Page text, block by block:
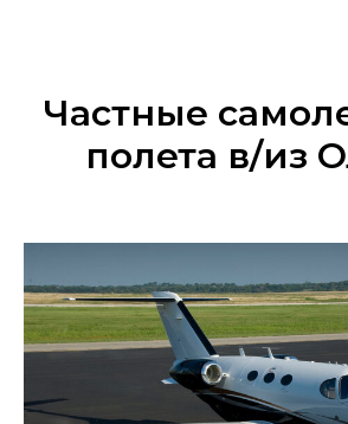
Частные
полета в/из